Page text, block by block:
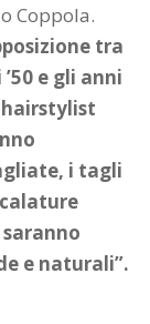
Coppola.
tra
e gli anni
hairstylist
i tagli
e naturali”.